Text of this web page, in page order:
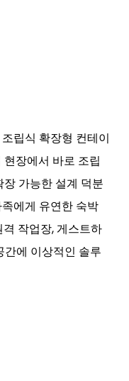
립식 확장형 컨테이
장에서 바로 조립
가능한 설계 덕분
에게 유연한 숙박
작업장, 게스트하
간에 이상적인 솔루